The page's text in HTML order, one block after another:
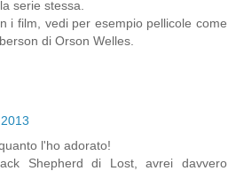
serie stessa.
i film, vedi per esempio pellicole come
di Orson Welles.
l'ho adorato!
Shepherd di Lost, avrei davvero